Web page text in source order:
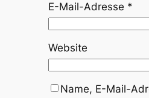
E-Mail-Adresse *
Website
Name, E-Mail-